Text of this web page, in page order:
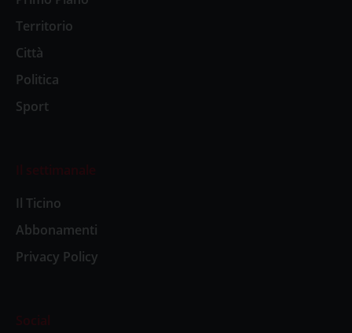
Territorio
Città
Politica
Sport
Il settimanale
Il Ticino
Abbonamenti
Privacy Policy
Social